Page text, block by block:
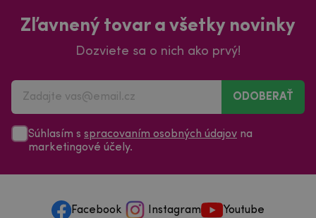
Zľavnený tovar a všetky novinky
Dozviete sa o nich ako prvý!
ODOBERAŤ
Súhlasím s spracovaním osobných údajov na
marketingové účely.
Facebook Instagram Youtube